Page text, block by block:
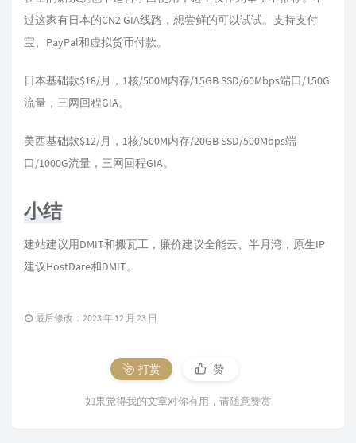
过这家有日本的CN2 GIA线路，想尝鲜的可以试试。支持支付
宝、PayPal和虚拟货币付款。
日本基础款$18/月，1核/500M内存/15GB SSD/60Mbps端口/150G
流量，三网回程GIA。
美西基础款$12/月，1核/500M内存/20GB SSD/500Mbps端
口/1000G流量，三网回程GIA。
小结
建站建议用DMIT和搬瓦工，廉价建议全能云、半月湾，原生IP
建议HostDare和DMIT。
最后修改：2023 年 12 月 23 日
打赏 赞
如果觉得我的文章对你有用，请随意赞赏